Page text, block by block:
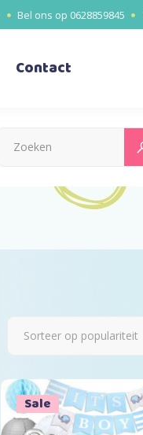
Bel ons op 0628859845
Contact
Sorteer op populariteit
Sale